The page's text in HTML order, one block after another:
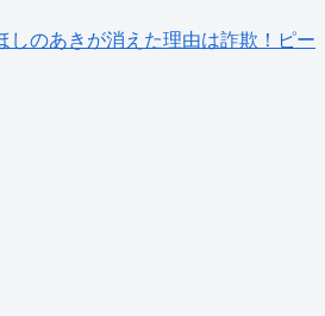
しのあきが消えた理由は詐欺！ピー